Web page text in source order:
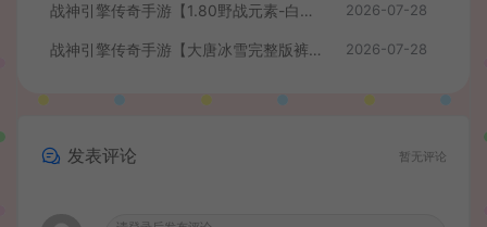
战神引擎传奇手游【1.80野战元素-白猪7.2免授权】最新整理Win系特色服务端+安卓+GM授权物品后台+详细搭建教程 2026-07-28
战神引擎传奇手游【大唐冰雪完整版裤衩7.0免授权】最新整理Win系特色服务端+GM授权后台+安卓苹果双端+详细搭建教程 2026-07-28
发表评论 暂无评论